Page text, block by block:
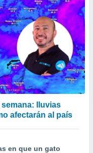
semana: lluvias
afectarán al país
en que un gato